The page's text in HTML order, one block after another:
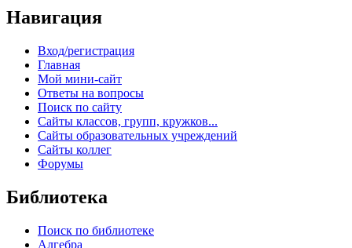
Навигация
Вход/регистрация
Главная
Мой мини-сайт
Ответы на вопросы
Поиск по сайту
Сайты классов, групп, кружков...
Сайты образовательных учреждений
Сайты коллег
Форумы
Библиотека
Поиск по библиотеке
Алгебра